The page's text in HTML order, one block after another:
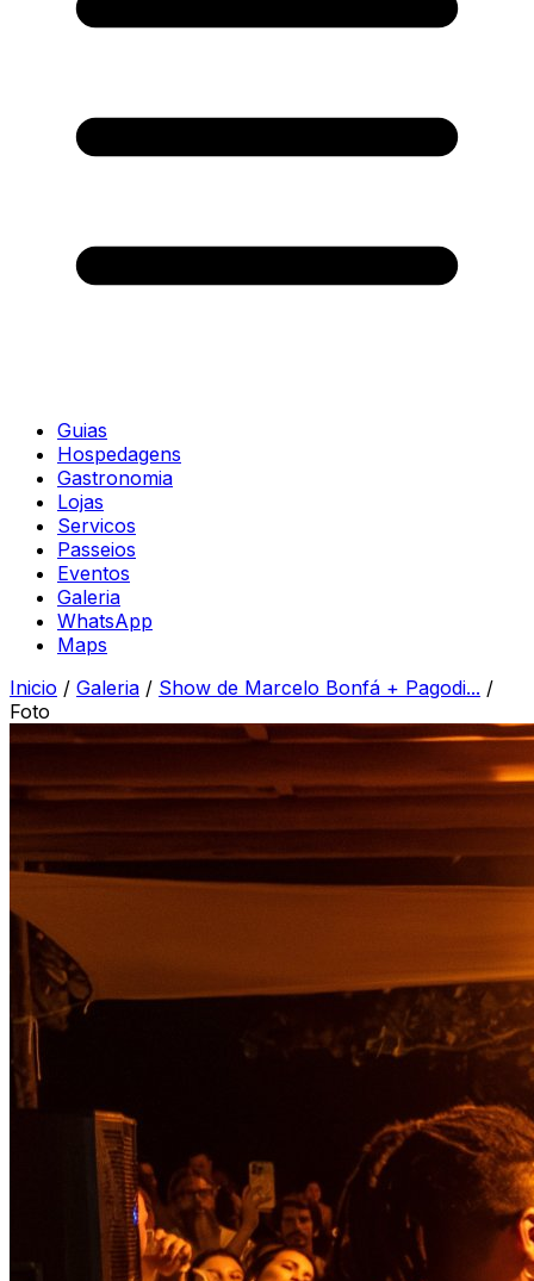
Guias
Hospedagens
Gastronomia
Lojas
Servicos
Passeios
Eventos
Galeria
WhatsApp
Maps
Inicio / Galeria / Show de Marcelo Bonfá + Pagodi... /
Foto